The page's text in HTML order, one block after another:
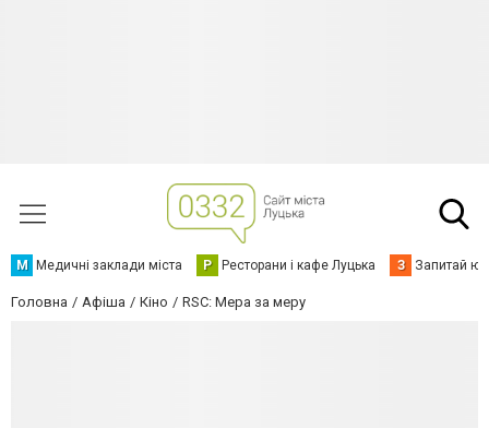
М Медичні заклади міста Р Ресторани і кафе Луцька З Запитай
Головна Афіша Кіно RSC: Мера за меру